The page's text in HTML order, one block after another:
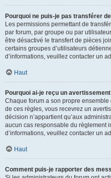
Pourquoi ne puis-je pas transférer
Les permissions permettant de
par forum, par groupe ou par
être désactivé le transfert de pièces
certains groupes d’utilisateurs
d’informations, veuillez contacter un
Haut
Pourquoi ai-je reçu un
Chaque forum a son propre
de ces règles, vous recevrez un
décision n’appartient qu’aux
aucun cas responsable du règlement
d’informations, veuillez contacter un
Haut
Comment puis-je rapporter des